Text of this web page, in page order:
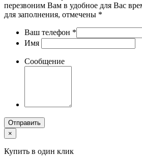
перезвоним Вам в удобное для Вас
для заполнения, отмечены *
Ваш телефон *
Имя
Сообщение
Отправить
×
Купить в один клик